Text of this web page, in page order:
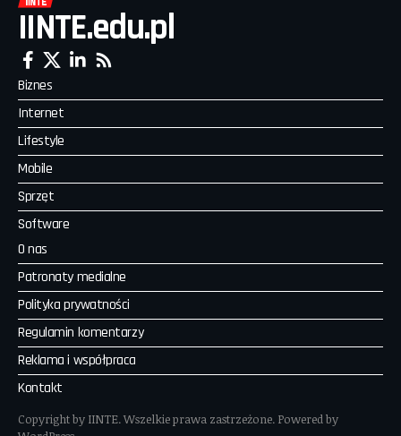
IINTE.edu.pl
Biznes
Internet
Lifestyle
Mobile
Sprzęt
Software
O nas
Patronaty medialne
Polityka prywatności
Regulamin komentarzy
Reklama i współpraca
Kontakt
Copyright by IINTE. Wszelkie prawa zastrzeżone. Powered by